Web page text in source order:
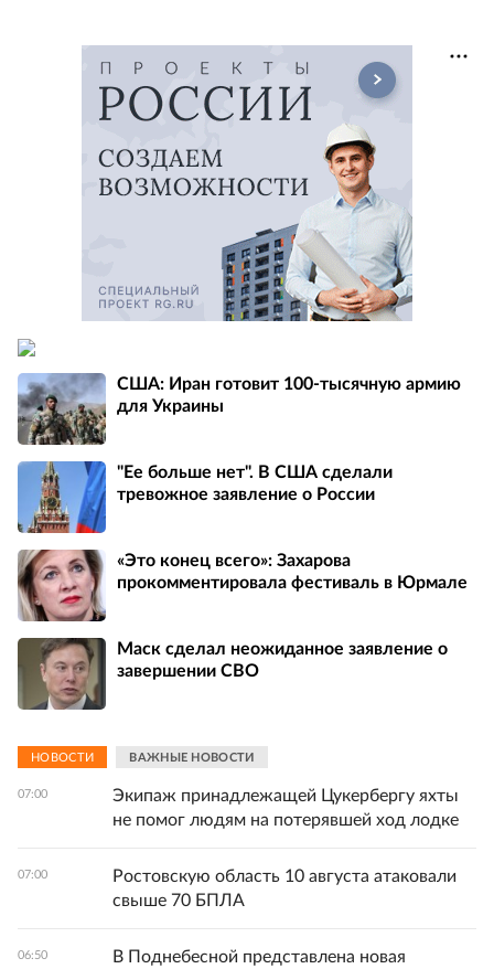
США: Иран готовит 100-тысячную армию
для Украины
"Ее больше нет". В США сделали
тревожное заявление о России
«Это конец всего»: Захарова
прокомментировала фестиваль в Юрмале
Маск сделал неожиданное заявление о
завершении СВО
НОВОСТИ ВАЖНЫЕ НОВОСТИ
07:00
Экипаж принадлежащей Цукербергу яхты
не помог людям на потерявшей ход лодке
07:00
Ростовскую область 10 августа атаковали
свыше 70 БПЛА
06:50
В Поднебесной представлена новая